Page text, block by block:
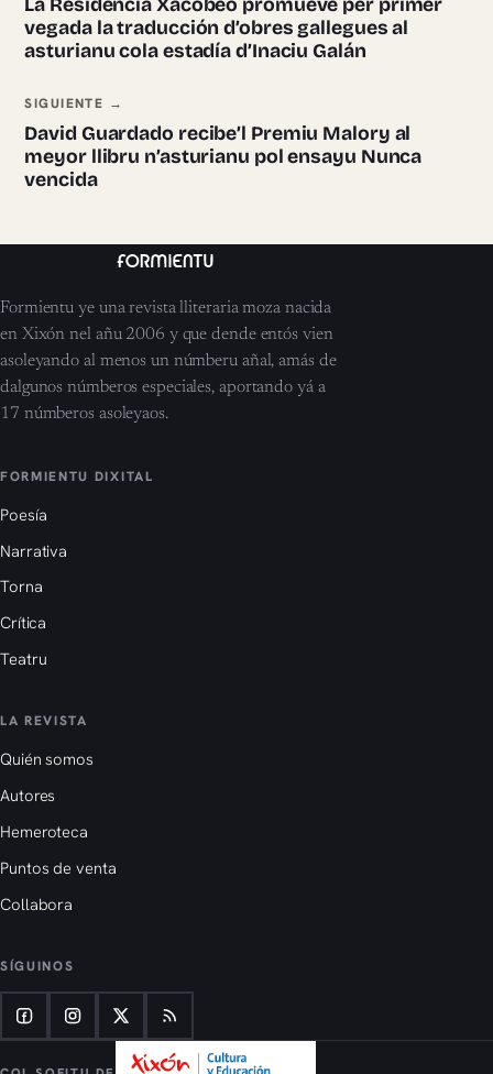
La Residencia Xacobeo promueve per primer
vegada la traducción d’obres gallegues al
asturianu cola estadía d’Inaciu Galán
SIGUIENTE →
David Guardado recibe’l Premiu Malory al
meyor llibru n’asturianu pol ensayu Nunca
vencida
Formientu ye una revista lliteraria moza nacida
en Xixón nel añu 2006 y que dende entós vien
asoleyando al menos un númberu añal, amás de
dalgunos númberos especiales, aportando yá a
17 númberos asoleyaos.
FORMIENTU DIXITAL
Poesía
Narrativa
Torna
Crítica
Teatru
LA REVISTA
Quién somos
Autores
Hemeroteca
Puntos de venta
Collabora
SÍGUINOS